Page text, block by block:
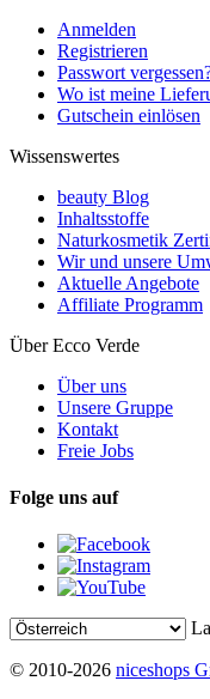
Anmelden
Registrieren
Passwort
Wo ist meine
Gutschein einlösen
Wissenswertes
beauty Blog
Inhaltsstoffe
Naturkosmetik
Wir und unsere
Aktuelle Angebote
Affiliate Programm
Über Ecco Verde
Über uns
Unsere Gruppe
Kontakt
Freie Jobs
Folge uns auf
© 2010-2026 niceshops